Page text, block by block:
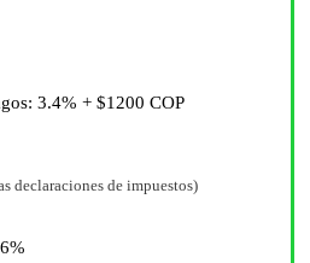
3.4% + $1200 COP
declaraciones de impuestos)